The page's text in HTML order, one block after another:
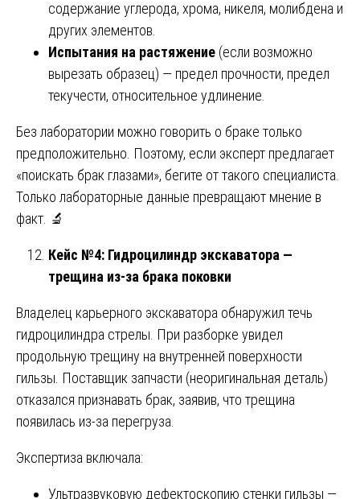
содержание углерода, хрома, никеля, молибдена и
других элементов.
Испытания на растяжение (если возможно
вырезать образец) — предел прочности, предел
текучести, относительное удлинение.
Без лаборатории можно говорить о браке только
предположительно. Поэтому, если эксперт предлагает
«поискать брак глазами», бегите от такого специалиста.
Только лабораторные данные превращают мнение в
факт. 🔬
Кейс №4: Гидроцилиндр экскаватора —
трещина из-за брака поковки
Владелец карьерного экскаватора обнаружил течь
гидроцилиндра стрелы. При разборке увидел
продольную трещину на внутренней поверхности
гильзы. Поставщик запчасти (неоригинальная деталь)
отказался признавать брак, заявив, что трещина
появилась из-за перегруза.
Экспертиза включала:
Ультразвуковую дефектоскопию стенки гильзы —